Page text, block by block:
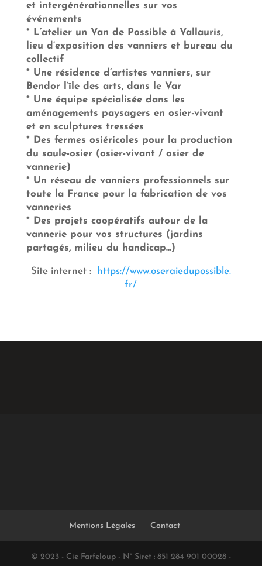
et intergénérationnelles sur vos
événements
* L’atelier un Van de Possible à Vallauris,
lieu d’exposition des vanniers et bureau du
collectif
* Une résidence d’artistes vanniers, sur
Bendor l’île des arts, dans le Var
* Une équipe spécialisée dans les
aménagements paysagers en osier-vivant
et en sculptures tressées
* Des fermes osiéricoles pour la production
du saule-osier (osier-vivant / osier de
vannerie)
* Un réseau de vanniers professionnels sur
toute la France pour la fabrication de vos
vanneries
* Des projets coopératifs autour de la
vannerie pour vos structures (jardins
partagés, milieu du handicap…)
Site internet :
https://www.oseraiedupossible.
fr/
Mentions Légales Contact
© 2023 - Cie Farfeloup - N° Siret : 851 284 901 00028 -